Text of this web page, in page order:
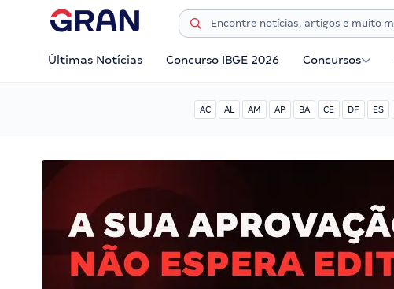
Últimas Notícias Concurso IBGE 2026 Concursos
AC AL AM AP BA CE DF ES